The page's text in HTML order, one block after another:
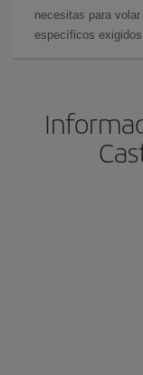
necesitas para
específicos